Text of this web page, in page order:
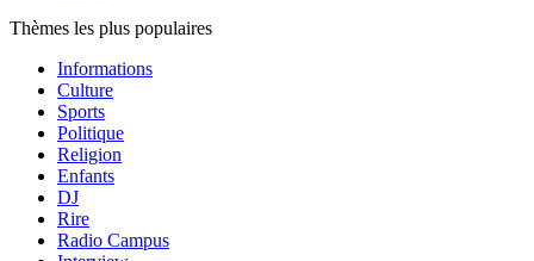
Thèmes les plus populaires
Informations
Culture
Sports
Politique
Religion
Enfants
DJ
Rire
Radio Campus